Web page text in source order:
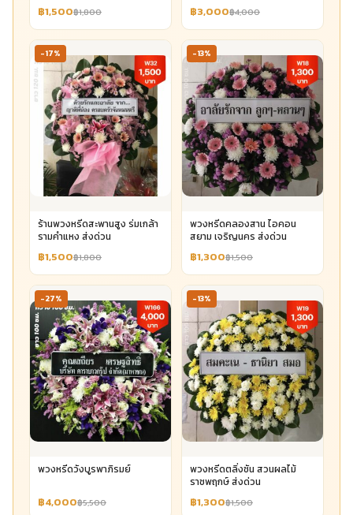
฿1,500฿1,800 ฿3,000฿4,000
-17%
ร้านพวงหรีดสะพานสูง ร่มเกล้า
รามคำแหง ส่งด่วน
฿1,500฿1,800
-13%
พวงหรีดคลองสาน ไอคอน
สยาม เจริญนคร ส่งด่วน
฿1,300฿1,500
-27%
พวงหรีดวังบูรพาภิรมย์
฿4,000฿5,500
-13%
พวงหรีดตลิ่งชัน สวนผลไม้
ราชพฤกษ์ ส่งด่วน
฿1,300฿1,500